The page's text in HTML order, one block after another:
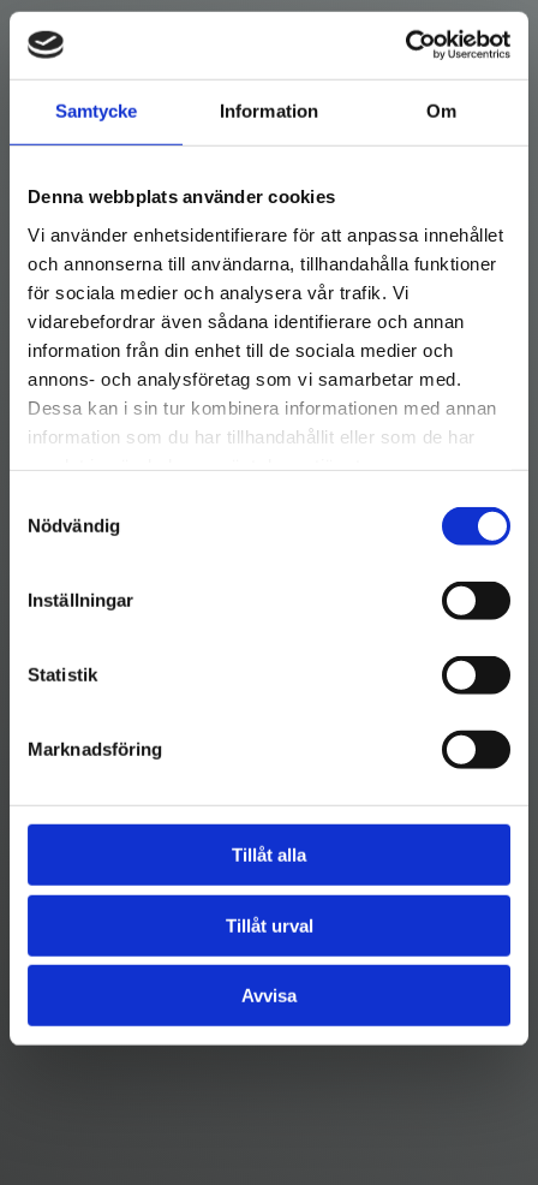
Samtycke Information Om
Denna webbplats använder cookies
Vi använder enhetsidentifierare för att anpassa innehållet
och annonserna till användarna, tillhandahålla funktioner
för sociala medier och analysera vår trafik. Vi
vidarebefordrar även sådana identifierare och annan
information från din enhet till de sociala medier och
annons- och analysföretag som vi samarbetar med.
Dessa kan i sin tur kombinera informationen med annan
information som du har tillhandahållit eller som de har
Nödvändig
Inställningar
Statistik
Marknadsföring
Tillåt alla
Tillåt urval
Avvisa